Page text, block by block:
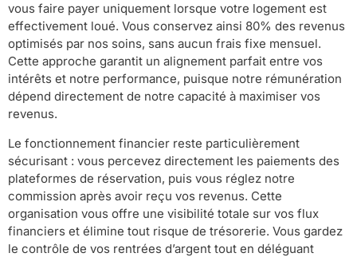
vous faire payer uniquement lorsque votre logement est
effectivement loué. Vous conservez ainsi 80% des revenus
optimisés par nos soins, sans aucun frais fixe mensuel.
Cette approche garantit un alignement parfait entre vos
intérêts et notre performance, puisque notre rémunération
dépend directement de notre capacité à maximiser vos
revenus.
Le fonctionnement financier reste particulièrement
sécurisant : vous percevez directement les paiements des
plateformes de réservation, puis vous réglez notre
commission après avoir reçu vos revenus. Cette
organisation vous offre une visibilité totale sur vos flux
financiers et élimine tout risque de trésorerie. Vous gardez
le contrôle de vos rentrées d’argent tout en déléguant